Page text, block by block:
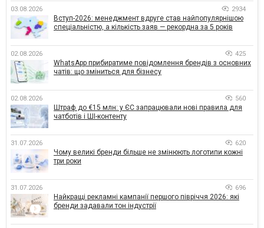
03.08.2026 2934
Вступ-2026: менеджмент вдруге став найпопулярнішою
спеціальністю, а кількість заяв — рекордна за 5 років
02.08.2026 425
WhatsApp прибиратиме повідомлення брендів з основних
чатів: що зміниться для бізнесу
02.08.2026 560
Штраф до €15 млн: у ЄС запрацювали нові правила для
чатботів і ШІ-контенту
31.07.2026 620
Чому великі бренди більше не змінюють логотипи кожні
три роки
31.07.2026 696
Найкращі рекламні кампанії першого півріччя 2026: які
бренди задавали тон індустрії